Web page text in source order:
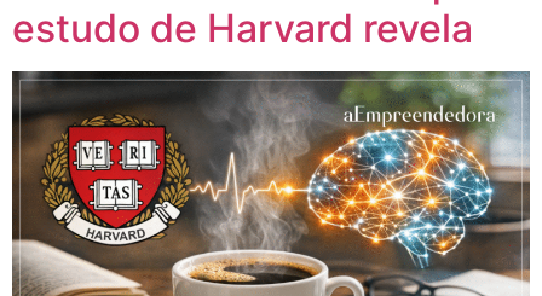
estudo de Harvard revela